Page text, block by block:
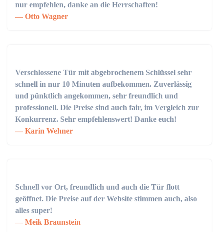
nur empfehlen, danke an die Herrschaften!
Otto Wagner
Verschlossene Tür mit abgebrochenem Schlüssel sehr
schnell in nur 10 Minuten aufbekommen. Zuverlässig
und pünktlich angekommen, sehr freundlich und
professionell. Die Preise sind auch fair, im Vergleich zur
Konkurrenz. Sehr empfehlenswert! Danke euch!
Karin Wehner
Schnell vor Ort, freundlich und auch die Tür flott
geöffnet. Die Preise auf der Website stimmen auch, also
alles super!
Meik Braunstein